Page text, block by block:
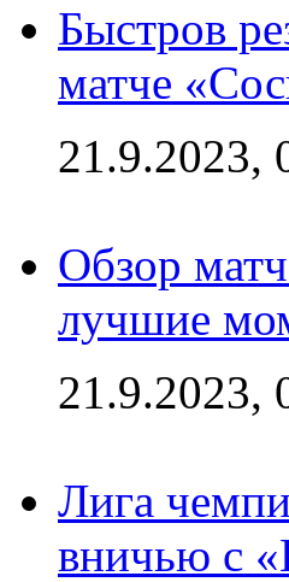
Быстров
матче
21.9.2023,
Обзор
лучшие
21.9.2023,
Лига
вничью с